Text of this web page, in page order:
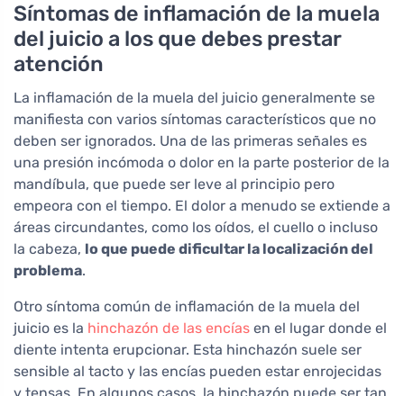
Síntomas de inflamación de la muela
del juicio a los que debes prestar
atención
La inflamación de la muela del juicio generalmente se
manifiesta con varios síntomas característicos que no
deben ser ignorados. Una de las primeras señales es
una presión incómoda o dolor en la parte posterior de la
mandíbula, que puede ser leve al principio pero
empeora con el tiempo. El dolor a menudo se extiende a
áreas circundantes, como los oídos, el cuello o incluso
la cabeza, lo que puede dificultar la localización del
problema.
Otro síntoma común de inflamación de la muela del
juicio es la hinchazón de las encías en el lugar donde el
diente intenta erupcionar. Esta hinchazón suele ser
sensible al tacto y las encías pueden estar enrojecidas